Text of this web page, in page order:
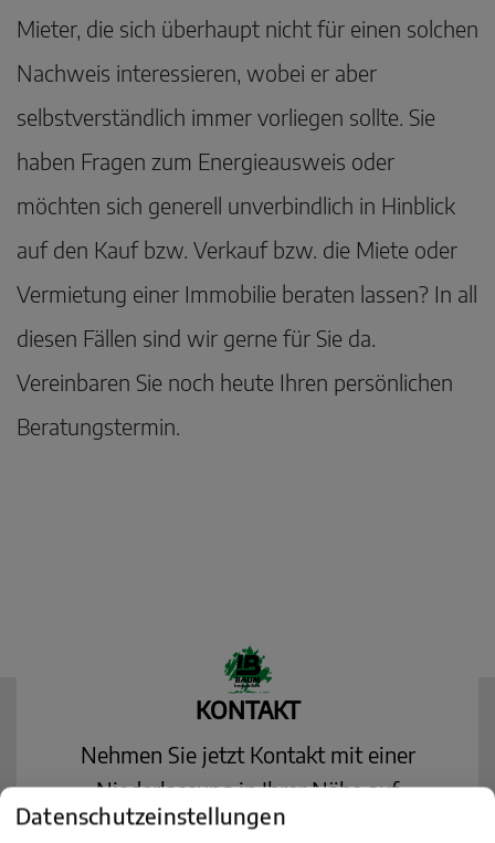
Mieter, die sich überhaupt nicht für einen solchen
Nachweis interessieren, wobei er aber
selbstverständlich immer vorliegen sollte. Sie
haben Fragen zum Energieausweis oder
möchten sich generell unverbindlich in Hinblick
auf den Kauf bzw. Verkauf bzw. die Miete oder
Vermietung einer Immobilie beraten lassen? In all
diesen Fällen sind wir gerne für Sie da.
Vereinbaren Sie noch heute Ihren persönlichen
Beratungstermin.
KONTAKT
Nehmen Sie jetzt Kontakt mit einer
Niederlassung in Ihrer Nähe auf
Datenschutzeinstellungen